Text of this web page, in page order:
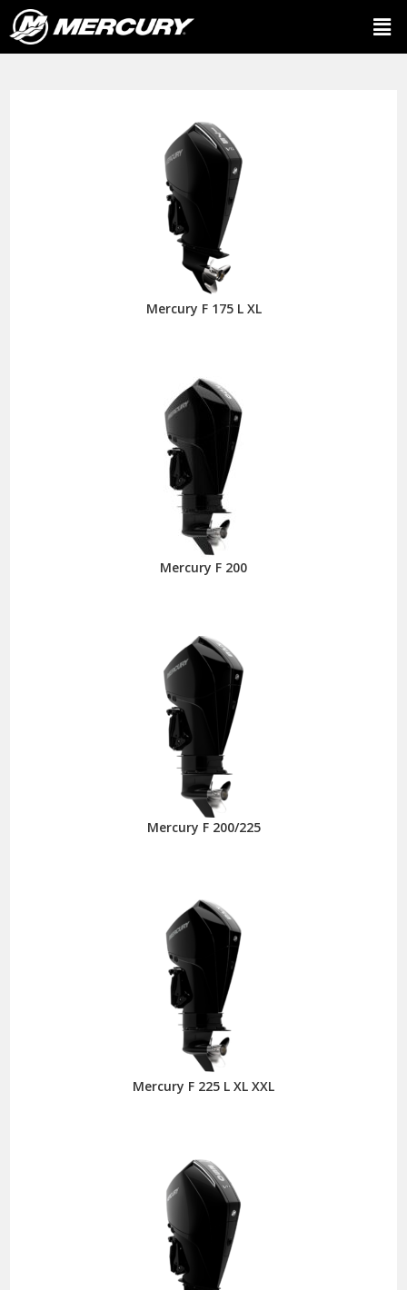
Mercury F 175 L XL
Mercury F 200
Mercury F 200/225
Mercury F 225 L XL XXL